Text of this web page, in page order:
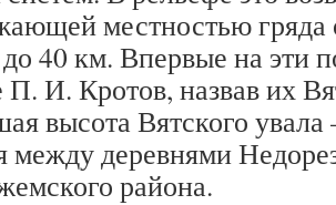
местностью гряда
40 км. Впервые на эти
И. Кротов, назвав их
высота Вятского
между деревнями
района.